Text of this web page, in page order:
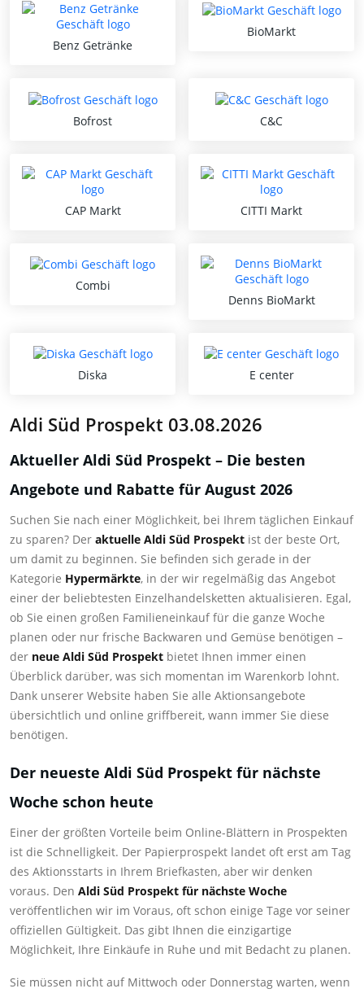
Benz Getränke
BioMarkt
Bofrost C&C
CAP Markt CITTI Markt
Combi
Denns BioMarkt
Diska E center
Aldi Süd Prospekt 03.08.2026
Aktueller Aldi Süd Prospekt – Die besten
Angebote und Rabatte für August 2026
Suchen Sie nach einer Möglichkeit, bei Ihrem täglichen Einkauf
zu sparen? Der aktuelle Aldi Süd Prospekt ist der beste Ort,
um damit zu beginnen. Sie befinden sich gerade in der
Kategorie Hypermärkte, in der wir regelmäßig das Angebot
einer der beliebtesten Einzelhandelsketten aktualisieren. Egal,
ob Sie einen großen Familieneinkauf für die ganze Woche
planen oder nur frische Backwaren und Gemüse benötigen –
der neue Aldi Süd Prospekt bietet Ihnen immer einen
Überblick darüber, was sich momentan im Warenkorb lohnt.
Dank unserer Website haben Sie alle Aktionsangebote
übersichtlich und online griffbereit, wann immer Sie diese
benötigen.
Der neueste Aldi Süd Prospekt für nächste
Woche schon heute
Einer der größten Vorteile beim Online-Blättern in Prospekten
ist die Schnelligkeit. Der Papierprospekt landet oft erst am Tag
des Aktionsstarts in Ihrem Briefkasten, aber wir denken
voraus. Den Aldi Süd Prospekt für nächste Woche
veröffentlichen wir im Voraus, oft schon einige Tage vor seiner
offiziellen Gültigkeit. Das gibt Ihnen die einzigartige
Möglichkeit, Ihre Einkäufe in Ruhe und mit Bedacht zu planen.
Sie müssen nicht auf Mittwoch oder Donnerstag warten, wenn